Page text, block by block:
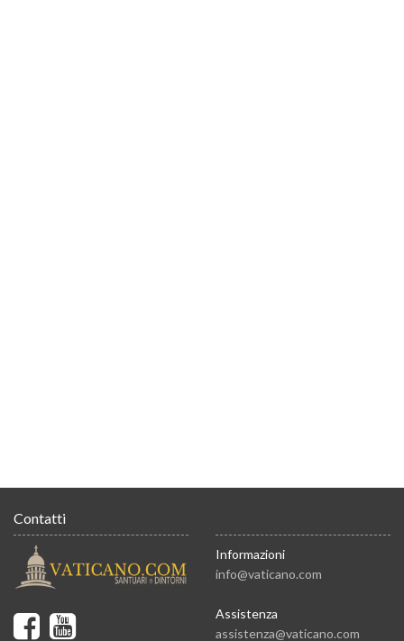
Contatti
Informazioni
info@vaticano.com
Assistenza
assistenza@vaticano.com